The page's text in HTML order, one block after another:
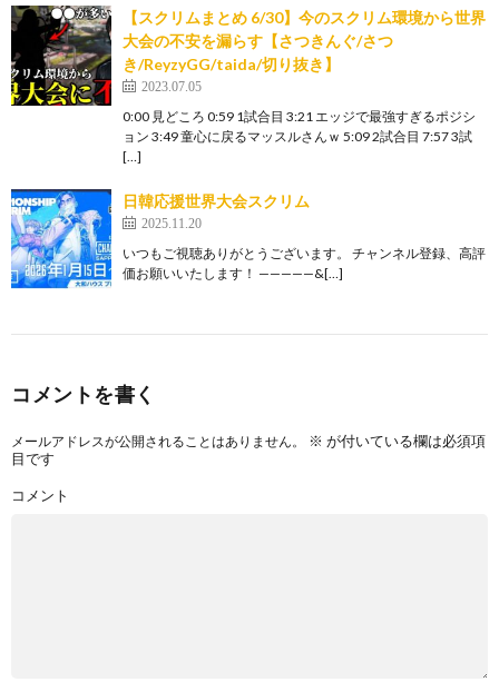
【スクリムまとめ 6/30】今のスクリム環境から世界
大会の不安を漏らす【さつきんぐ/さつ
き/ReyzyGG/taida/切り抜き】
2023.07.05
0:00 見どころ 0:59 1試合目 3:21 エッジで最強すぎるポジシ
ョン 3:49 童心に戻るマッスルさんｗ 5:09 2試合目 7:57 3試
[…]
日韓応援世界大会スクリム
2025.11.20
いつもご視聴ありがとうございます。 チャンネル登録、高評
価お願いいたします！ —————&[…]
コメントを書く
メールアドレスが公開されることはありません。 ※ が付いている欄は必須項
目です
コメント